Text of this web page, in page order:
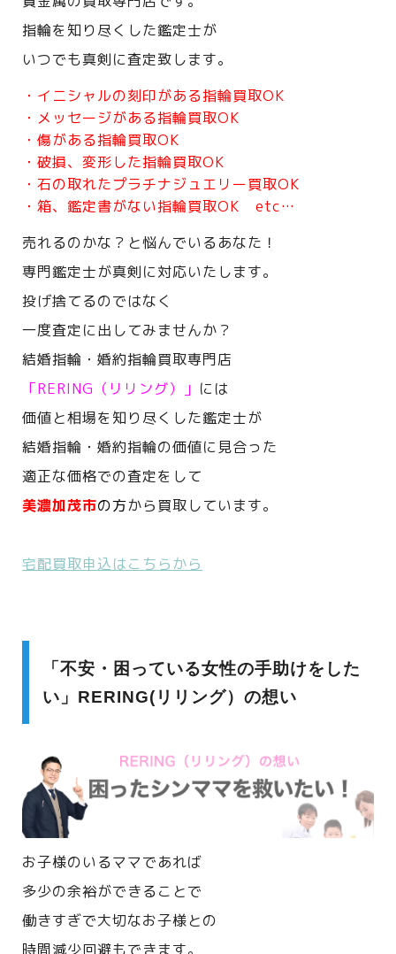
指輪を知り尽くした鑑定士が
いつでも真剣に査定致します。
・イニシャルの刻印がある指輪買取OK
・メッセージがある指輪買取OK
・傷がある指輪買取OK
・破損、変形した指輪買取OK
・石の取れたプラチナジュエリー買取OK
・箱、鑑定書がない指輪買取OK etc…
売れるのかな？と悩んでいるあなた！
専門鑑定士が真剣に対応いたします。
投げ捨てるのではなく
一度査定に出してみませんか？
結婚指輪・婚約指輪買取専門店
「RERING（リリング）」 には
価値と相場を知り尽くした鑑定士が
結婚指輪・婚約指輪の価値に見合った
適正な価格での査定をして
美濃加茂市の方から買取しています。
宅配買取申込はこちらから
「不安・困っている女性の手助けをした
い」RERING(リリング）の想い
お子様のいるママであれば
多少の余裕ができることで
働きすぎで大切なお子様との
時間減少回避もできます。